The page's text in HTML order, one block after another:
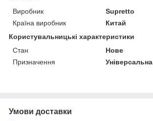
Виробник
Supretto
Країна виробник
Китай
Користувальницькі характеристики
Стан
Нове
Призначення
Універсальна
Умови доставки